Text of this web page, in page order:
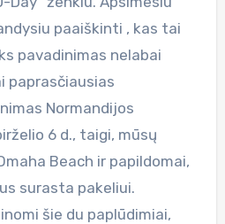
paaiškinti , kas tai
pavadinimas nelabai
paprasčiausias
Normandijos
6 d., taigi, mūsų
Beach ir papildomai,
surasta pakeliui.
šie du paplūdimiai,